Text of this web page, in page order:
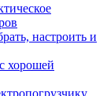
настроить и
хорошей